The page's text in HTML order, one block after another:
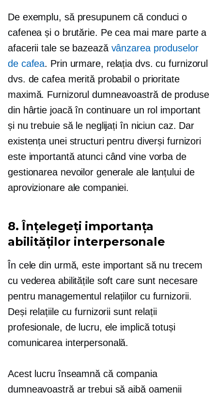
De exemplu, să presupunem că conduci o
cafenea și o brutărie. Pe cea mai mare parte a
afacerii tale se bazează vânzarea produselor
de cafea. Prin urmare, relația dvs. cu furnizorul
dvs. de cafea merită probabil o prioritate
maximă. Furnizorul dumneavoastră de produse
din hârtie joacă în continuare un rol important
și nu trebuie să le neglijați în niciun caz. Dar
existența unei structuri pentru diverși furnizori
este importantă atunci când vine vorba de
gestionarea nevoilor generale ale lanțului de
aprovizionare ale companiei.
8. Înțelegeți importanța
abilităților interpersonale
În cele din urmă, este important să nu trecem
cu vederea abilitățile soft care sunt necesare
pentru managementul relațiilor cu furnizorii.
Deși relațiile cu furnizorii sunt relații
profesionale, de lucru, ele implică totuși
comunicarea interpersonală.
Acest lucru înseamnă că compania
dumneavoastră ar trebui să aibă oamenii